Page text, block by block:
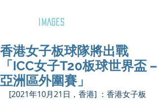
IMAGES
香港女子板球隊將出戰
「ICC女子T20板球世界盃 –
亞洲區外圍賽」
[2021年10月21日，香港] ：香港女子板